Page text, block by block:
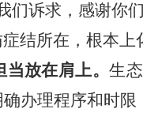
们诉求，感谢你
结所在，根本上
当放在肩上。生
办理程序和时